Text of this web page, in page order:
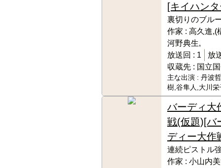
[キイハン
裏切りのブル
作家 : 高久進,(
河野典生,
放送回 : 1
放
収蔵先 : 国立
主な出演 : 丹波
樹,谷隼人,大川栄
バーディ大
戦(仮題)[バ
ディー大作
連続ピストル
作家 : 小山内